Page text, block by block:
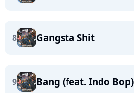
8 Gangsta Shit
9 Bang (feat. Indo Bop)